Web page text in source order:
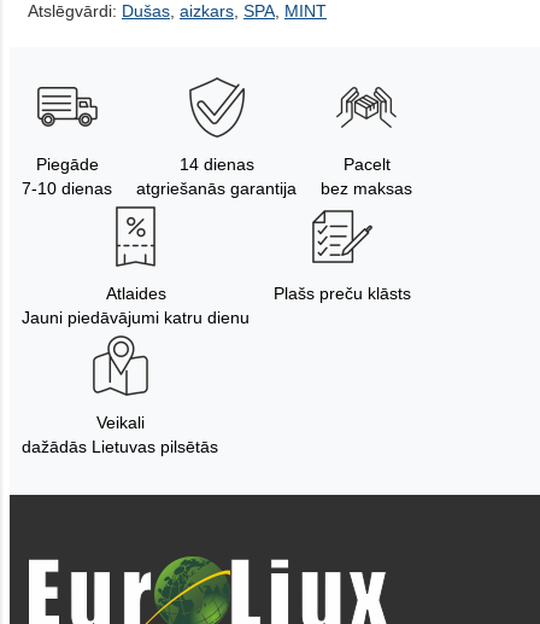
Atslēgvārdi: Dušas aizkars SPA MINT
Piegāde
7-10 dienas
14 dienas
atgriešanās garantija
Pacelt
bez maksas
Atlaides
Jauni piedāvājumi katru dienu
Plašs preču klāsts
Veikali
dažādās Lietuvas pilsētās